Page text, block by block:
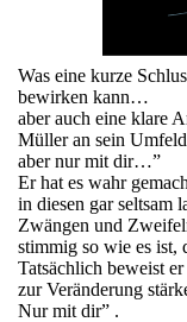
Was eine kurze
bewirken kann…
aber auch eine klare
Müller an sein
aber nur mit dir…”
Er hat es wahr
in diesen gar seltsam
Zwängen und
stimmig so wie es ist,
Tatsächlich beweist
zur Veränderung
Nur mit dir” .